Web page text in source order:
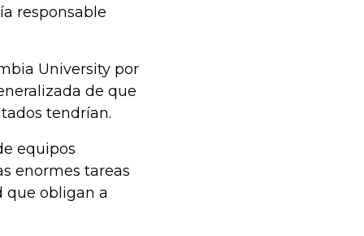
responsable
University por
de que
tendrían.
equipos
enormes tareas
que obligan a